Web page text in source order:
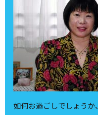
如何お過ごしでしょうか、